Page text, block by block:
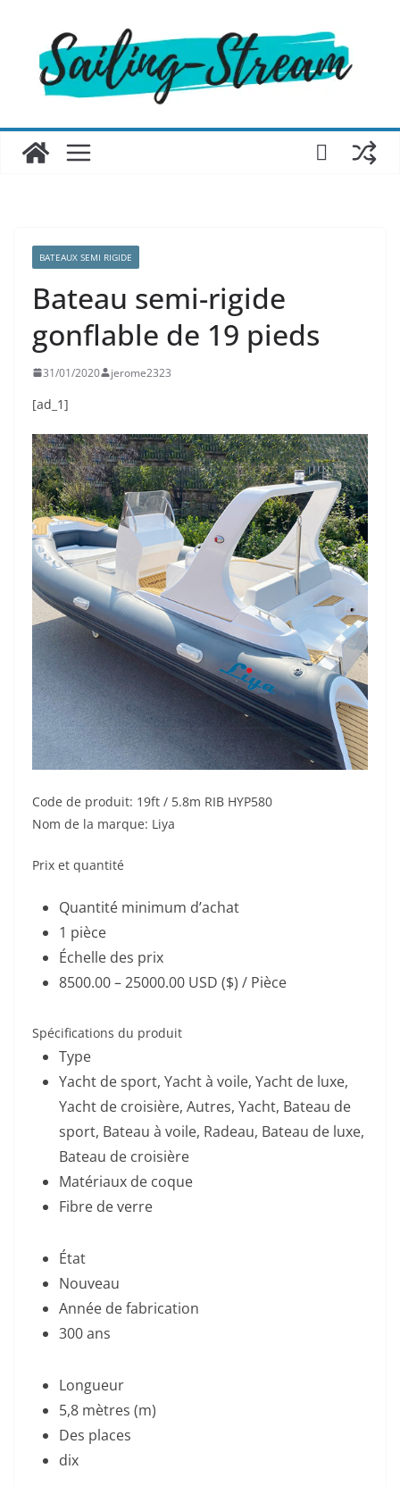
contenu
BATEAUX SEMI RIGIDE
Bateau semi-rigide
gonflable de 19 pieds
31/01/2020 jerome2323
[ad_1]
Code de produit: 19ft / 5.8m RIB HYP580
Nom de la marque: Liya
Prix ​​et quantité
Quantité minimum d’achat
1 pièce
Échelle des prix
8500.00 – 25000.00 USD ($) / Pièce
Spécifications du produit
Type
Yacht de sport, Yacht à voile, Yacht de luxe,
Yacht de croisière, Autres, Yacht, Bateau de
sport, Bateau à voile, Radeau, Bateau de luxe,
Bateau de croisière
Matériaux de coque
Fibre de verre
État
Nouveau
Année de fabrication
300 ans
Longueur
5,8 mètres (m)
Des places
dix